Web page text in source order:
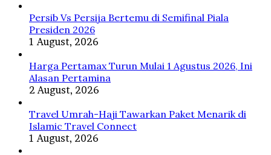
Dapat
Pelatihan
Persib Vs Persija Bertemu di Semifinal Piala
Presiden 2026
1 August, 2026
Harga Pertamax Turun Mulai 1 Agustus 2026, Ini
Alasan Pertamina
2 August, 2026
Travel Umrah-Haji Tawarkan Paket Menarik di
Islamic Travel Connect
1 August, 2026